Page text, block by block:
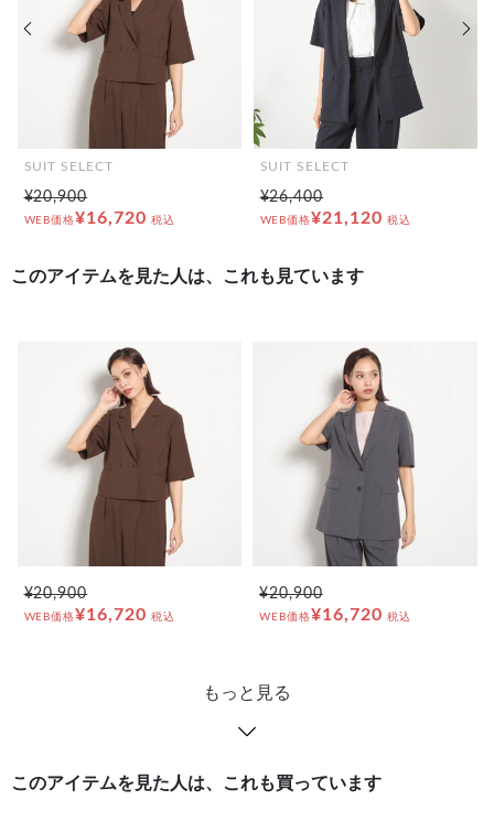
SUIT SELECT
¥20,900
WEB価格¥16,720 税込
SUIT SELECT
¥26,400
WEB価格¥21,120 税込
前の画像
このアイテムを見た人は、これも見ています
¥20,900
WEB価格¥16,720 税込
¥20,900
WEB価格¥16,720 税込
もっと見る
このアイテムを見た人は、これも買っています